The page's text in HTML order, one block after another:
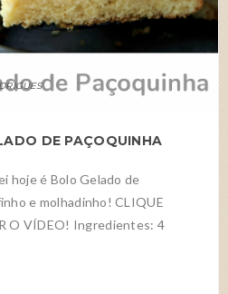
DE PAÇOQUINHA
hoje é Bolo Gelado de
e molhadinho! CLIQUE
O VÍDEO! Ingredientes: 4